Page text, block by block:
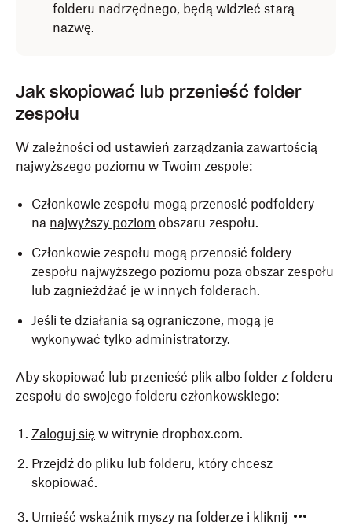
folderu nadrzędnego, będą widzieć starą
nazwę.
Jak skopiować lub przenieść folder
zespołu
W zależności od ustawień zarządzania zawartością
najwyższego poziomu w Twoim zespole:
Członkowie zespołu mogą przenosić podfoldery
na najwyższy poziom obszaru zespołu.
Członkowie zespołu mogą przenosić foldery
zespołu najwyższego poziomu poza obszar zespołu
lub zagnieżdżać je w innych folderach.
Jeśli te działania są ograniczone, mogą je
wykonywać tylko administratorzy.
Aby skopiować lub przenieść plik albo folder z folderu
zespołu do swojego folderu członkowskiego:
Zaloguj się w witrynie dropbox.com.
Przejdź do pliku lub folderu, który chcesz
skopiować.
Umieść wskaźnik myszy na folderze i kliknij